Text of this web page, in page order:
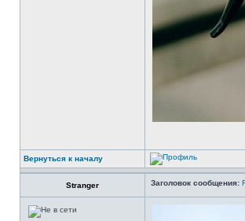
Вернуться к началу
Stranger Заголовок сообщения: